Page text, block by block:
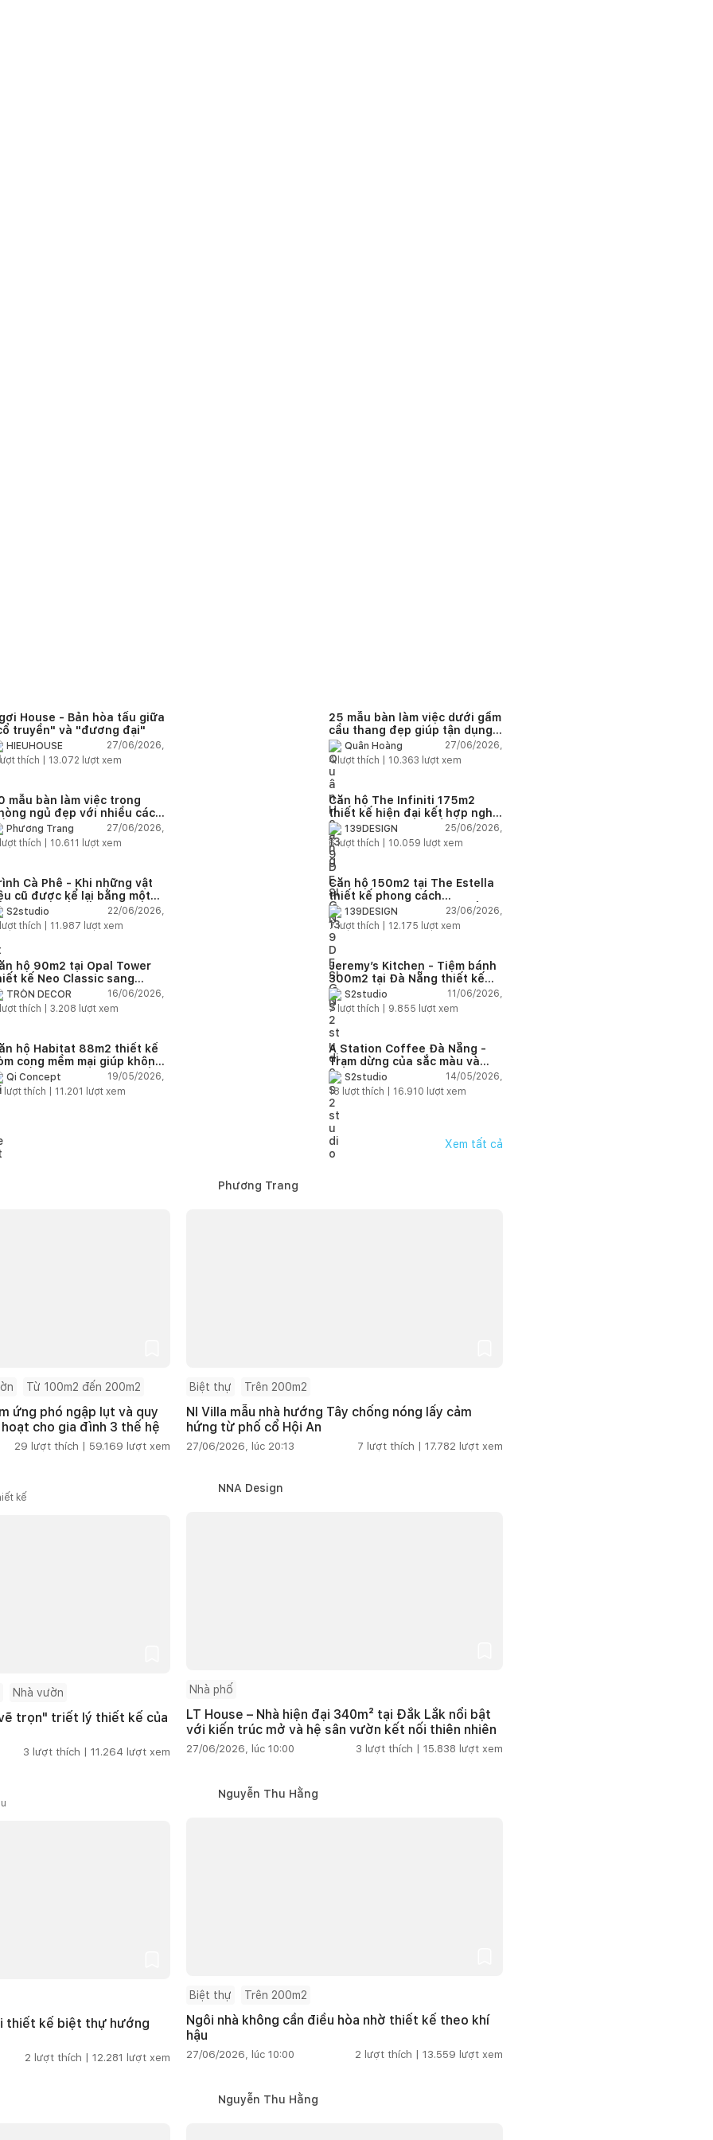
House - Bản hòa tấu giữa
truyền" và "đương đại"
HIEUHOUSE
27/06/2026,
thích | 13.072 lượt xem
25 mẫu bàn làm việc dưới gầm
cầu thang đẹp giúp tận dụng
diện tích tưởng chừng bị bỏ
quên
Quân Hoàng
27/06/2026,
4lượt thích | 10.363 lượt xem
mẫu bàn làm việc trong
ngủ đẹp với nhiều cách
trí thông minh cho mọi diện
Phương Trang
27/06/2026,
lượt thích | 10.611 lượt xem
Căn hộ The Infiniti 175m2
thiết kế hiện đại kết hợp nghệ
thuật Modern Art đầy cảm xúc
139DESIGN
25/06/2026,
6lượt thích | 10.059 lượt xem
Cà Phê - Khi những vật
cũ được kể lại bằng một
ngữ thiết kế mới
S2studio
22/06/2026,
lượt thích | 11.987 lượt xem
Căn hộ 150m2 tại The Estella
thiết kế phong cách
Farmhouse thanh lịch và ấm
áp
139DESIGN
23/06/2026,
7lượt thích | 12.175 lượt xem
hộ 90m2 tại Opal Tower
kế Neo Classic sang
cho gia đình trẻ
TRÒN DECOR
16/06/2026,
lượt thích | 3.208 lượt xem
Jeremy’s Kitchen - Tiệm bánh
300m2 tại Đà Nẵng thiết kế
phong cách công nghiệp hiện
đại ngập tràn ánh sáng tự
nhiên
S2studio
11/06/2026,
7 lượt thích | 9.855 lượt xem
hộ Habitat 88m2 thiết kế
cong mềm mại giúp không
sống hiện đại trở nên ấm
hơn
Qi Concept
19/05/2026,
lượt thích | 11.201 lượt xem
A Station Coffee Đà Nẵng -
Trạm dừng của sắc màu và
cảm hứng
S2studio
14/05/2026,
18 lượt thích | 16.910 lượt xem
Xem tất cả
Từ 100m2 đến 200m2
ứng phó ngập lụt và quy
cho gia đình 3 thế hệ
29 lượt thích | 59.169 lượt xem
Phương Trang
Biệt thự Trên 200m2
NI Villa mẫu nhà hướng Tây chống nóng lấy cảm
hứng từ phố cổ Hội An
27/06/2026, lúc 20:13 7 lượt thích | 17.782 lượt xem
kế
Nhà vườn
trọn" triết lý thiết kế của
3 lượt thích | 11.264 lượt xem
NNA Design
Nhà phố
LT House – Nhà hiện đại 340m² tại Đắk Lắk nổi bật
với kiến trúc mở và hệ sân vườn kết nối thiên nhiên
27/06/2026, lúc 10:00 3 lượt thích | 15.838 lượt xem
thiết kế biệt thự hướng
2 lượt thích | 12.281 lượt xem
Nguyễn Thu Hằng
Biệt thự Trên 200m2
Ngôi nhà không cần điều hòa nhờ thiết kế theo khí
hậu
27/06/2026, lúc 10:00 2 lượt thích | 13.559 lượt xem
Nguyễn Thu Hằng